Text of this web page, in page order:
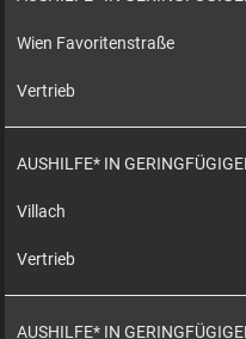
Wien Favoritenstraße
Vertrieb
AUSHILFE* IN
Villach
Vertrieb
AUSHILFE* IN